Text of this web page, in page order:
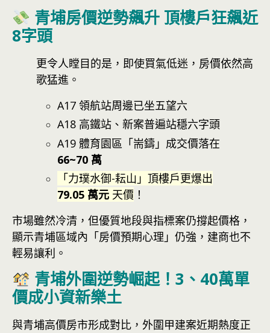
青埔房價逆勢飆升 頂樓戶狂飆近
8字頭
更令人瞠目的是，即使買氣低迷，房價依然高
歌猛進。
A17 領航站周邊已坐五望六
A18 高鐵站、新案普遍站穩六字頭
A19 體育園區「耑鑄」成交價落在
66~70 萬
「力璞水御-耘山」頂樓戶更爆出
79.05 萬元 天價 ！
市場雖然冷清，但優質地段與指標案仍撐起價格，
顯示青埔區域內「房價預期心理」仍強，建商也不
輕易讓利。
青埔外圍逆勢崛起！3、40萬單
價成小資新樂土
與青埔高價房市形成對比，外圍甲建案近期熱度正